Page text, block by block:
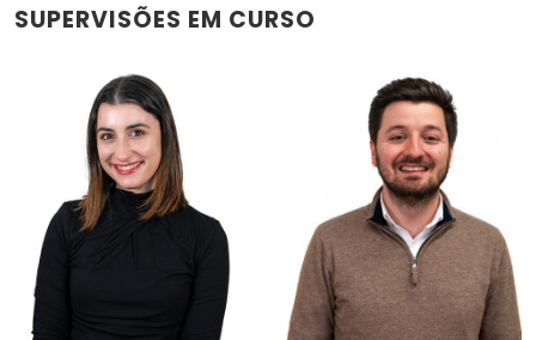
SUPERVISÕES EM CURSO